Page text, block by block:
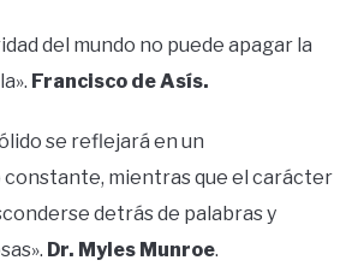
del mundo no puede apagar la
Francisco de Asís.
se reflejará en un
mientras que el carácter
detrás de palabras y
Dr. Myles Munroe.